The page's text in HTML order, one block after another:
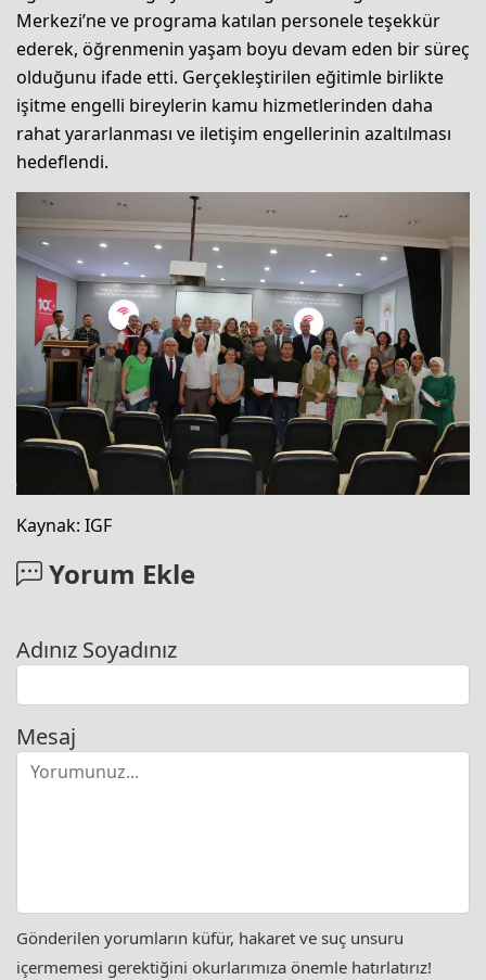
Merkezi’ne ve programa katılan personele teşekkür
ederek, öğrenmenin yaşam boyu devam eden bir süreç
olduğunu ifade etti. Gerçekleştirilen eğitimle birlikte
işitme engelli bireylerin kamu hizmetlerinden daha
rahat yararlanması ve iletişim engellerinin azaltılması
hedeflendi.
Kaynak: IGF
Yorum Ekle
Adınız Soyadınız
Mesaj
Gönderilen yorumların küfür, hakaret ve suç unsuru
içermemesi gerektiğini okurlarımıza önemle hatırlatırız!